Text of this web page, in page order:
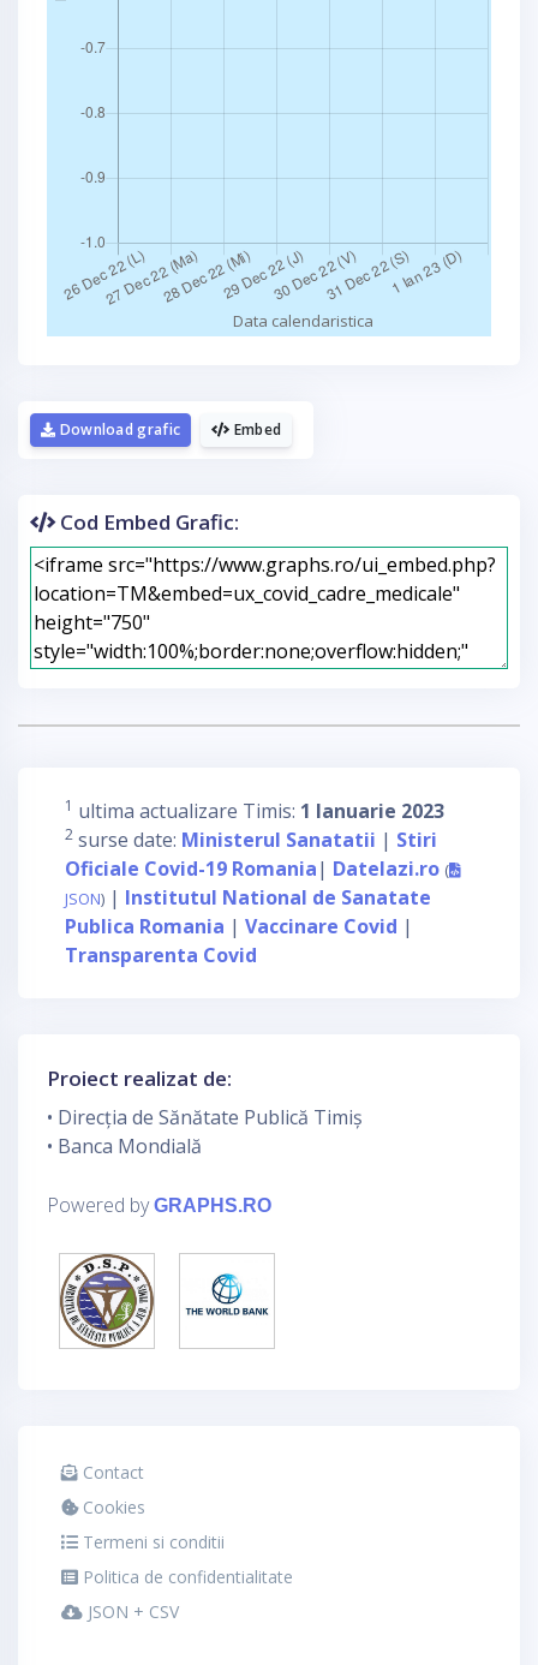
Embed
Download grafic
Cod Embed Grafic:
1 ultima actualizare Timis: 1 Ianuarie 2023
2 surse date: Ministerul Sanatatii | Stiri
Oficiale Covid-19 Romania| Datelazi.ro (
JSON) | Institutul National de Sanatate
Publica Romania | Vaccinare Covid |
Transparenta Covid
Proiect realizat de:
• Direcția de Sănătate Publică Timiș
• Banca Mondială
Powered byGRAPHS.RO
Contact
Cookies
Termeni si conditii
Politica de confidentialitate
JSON + CSV